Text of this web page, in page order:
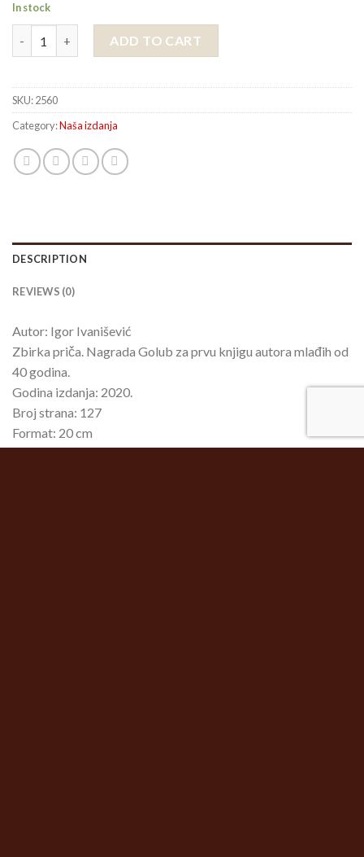
In stock
ADD TO CART
SKU:2560
Category:Naša izdanja
DESCRIPTION
REVIEWS (0)
Autor: Igor Ivanišević
Zbirka priča. Nagrada Golub za prvu knjigu autora mlađih od
40 godina.
Godina izdanja: 2020.
Broj strana: 127
Format: 20 cm
ISBN: 978-86-80878-48-5